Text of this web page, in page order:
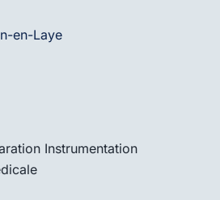
en-Laye
Instrumentation